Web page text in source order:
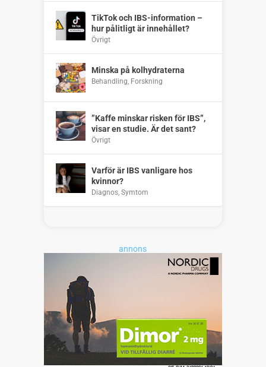
TikTok och IBS-information –
hur pålitligt är innehållet?
Övrigt
Minska på kolhydraterna
Behandling, Forskning
”Kaffe minskar risken för IBS”,
visar en studie. Är det sant?
Övrigt
Varför är IBS vanligare hos
kvinnor?
Diagnos, Symtom
annons